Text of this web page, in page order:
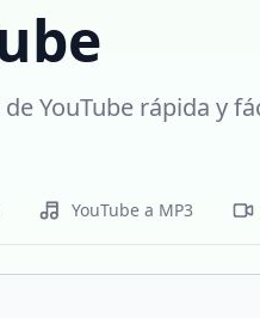
YouTube rápida y
YouTube a MP3